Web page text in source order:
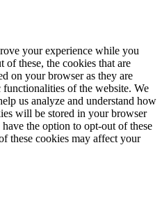
your experience while you
of these, the cookies that are
on your browser as they are
of the website. We
us analyze and understand how
will be stored in your browser
the option to opt-out of these
these cookies may affect your